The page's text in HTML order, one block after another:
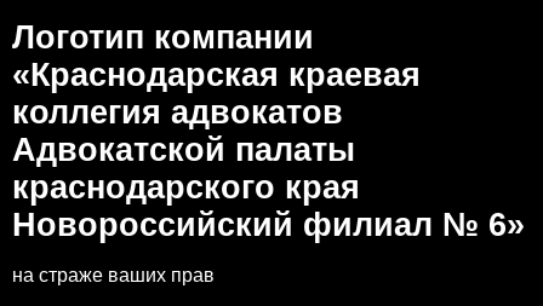
Логотип компании
«Краснодарская краевая
коллегия адвокатов
Адвокатской палаты
краснодарского края
Новороссийский филиал № 6»
на страже ваших прав